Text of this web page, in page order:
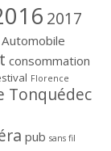
2017
Automobile
consommation
Florence
Tonquédec
pub sans fil